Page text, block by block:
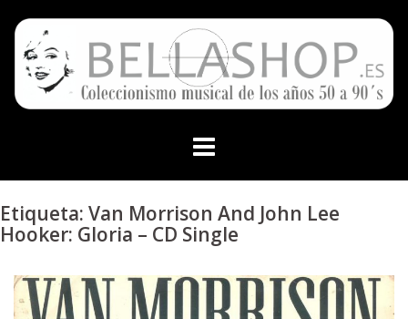
content
Etiqueta: Van Morrison And John Lee
Hooker: Gloria – CD Single